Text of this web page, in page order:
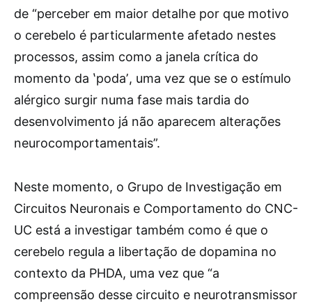
de “perceber em maior detalhe por que motivo
o cerebelo é particularmente afetado nestes
processos, assim como a janela crítica do
momento da ʽpodaʼ, uma vez que se o estímulo
alérgico surgir numa fase mais tardia do
desenvolvimento já não aparecem alterações
neurocomportamentais”.
Neste momento, o Grupo de Investigação em
Circuitos Neuronais e Comportamento do CNC-
UC está a investigar também como é que o
cerebelo regula a libertação de dopamina no
contexto da PHDA, uma vez que “a
compreensão desse circuito e neurotransmissor